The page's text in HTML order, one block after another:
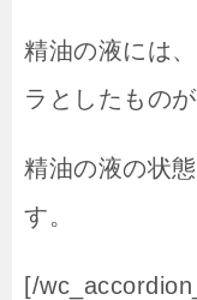
精油の液には
ラとしたものが
精油の液の状
す。
[/